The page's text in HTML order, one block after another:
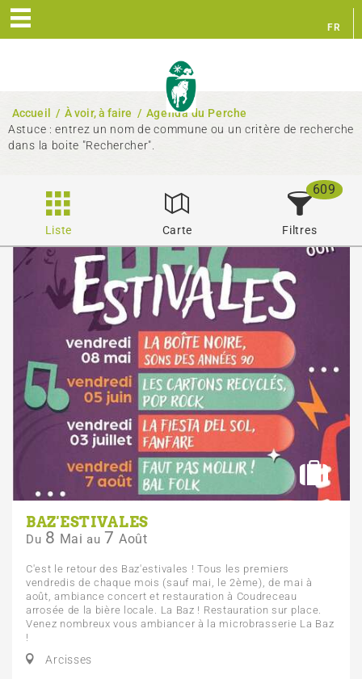
FR
Accueil / À voir, à faire / Agenda du Perche
Astuce : entrez un nom de commune ou un critère de recherche
dans la boite "Rechercher".
Liste Carte Filtres
609
BAZ'ESTIVALES
Du 8 Mai au 7 Août
C'est le retour des Baz'estivales ! Tous les premiers
vendredis de chaque mois (sauf mai, le 2ème), de mai à
août, ambiance concert et restauration à Coudreceau
arrosée de la bière locale. La Baz ! Restauration sur place.
Venez nombreux vous ambiancer à la microbrasserie La Baz
!
Arcisses